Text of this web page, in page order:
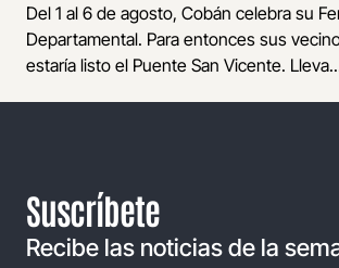
Del 1 al 6 de agosto, Cobán celebra su
Departamental. Para entonces sus
estaría listo el Puente San Vicente.
Suscríbete
Recibe las noticias de la